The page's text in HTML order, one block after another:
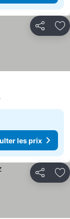
Partager
prix
les prix
Partager